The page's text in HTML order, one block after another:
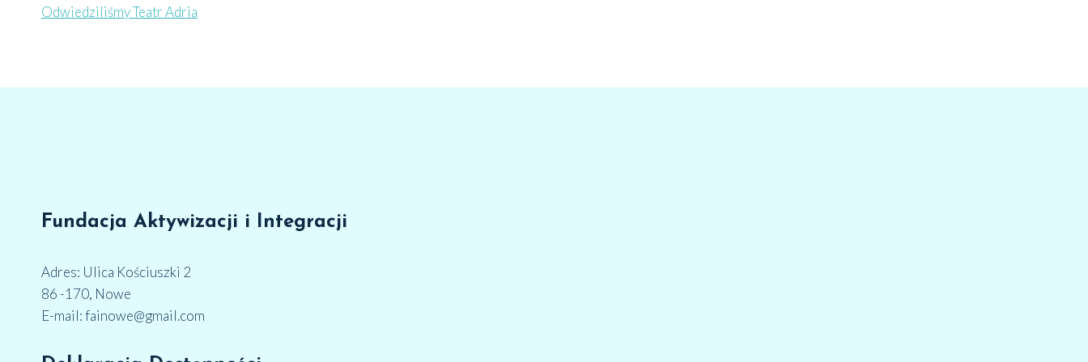
Odwiedziliśmy Teatr Adria
Fundacja Aktywizacji i Integracji
Adres: Ulica Kościuszki 2
86 -170, Nowe
E-mail: fainowe@gmail.com